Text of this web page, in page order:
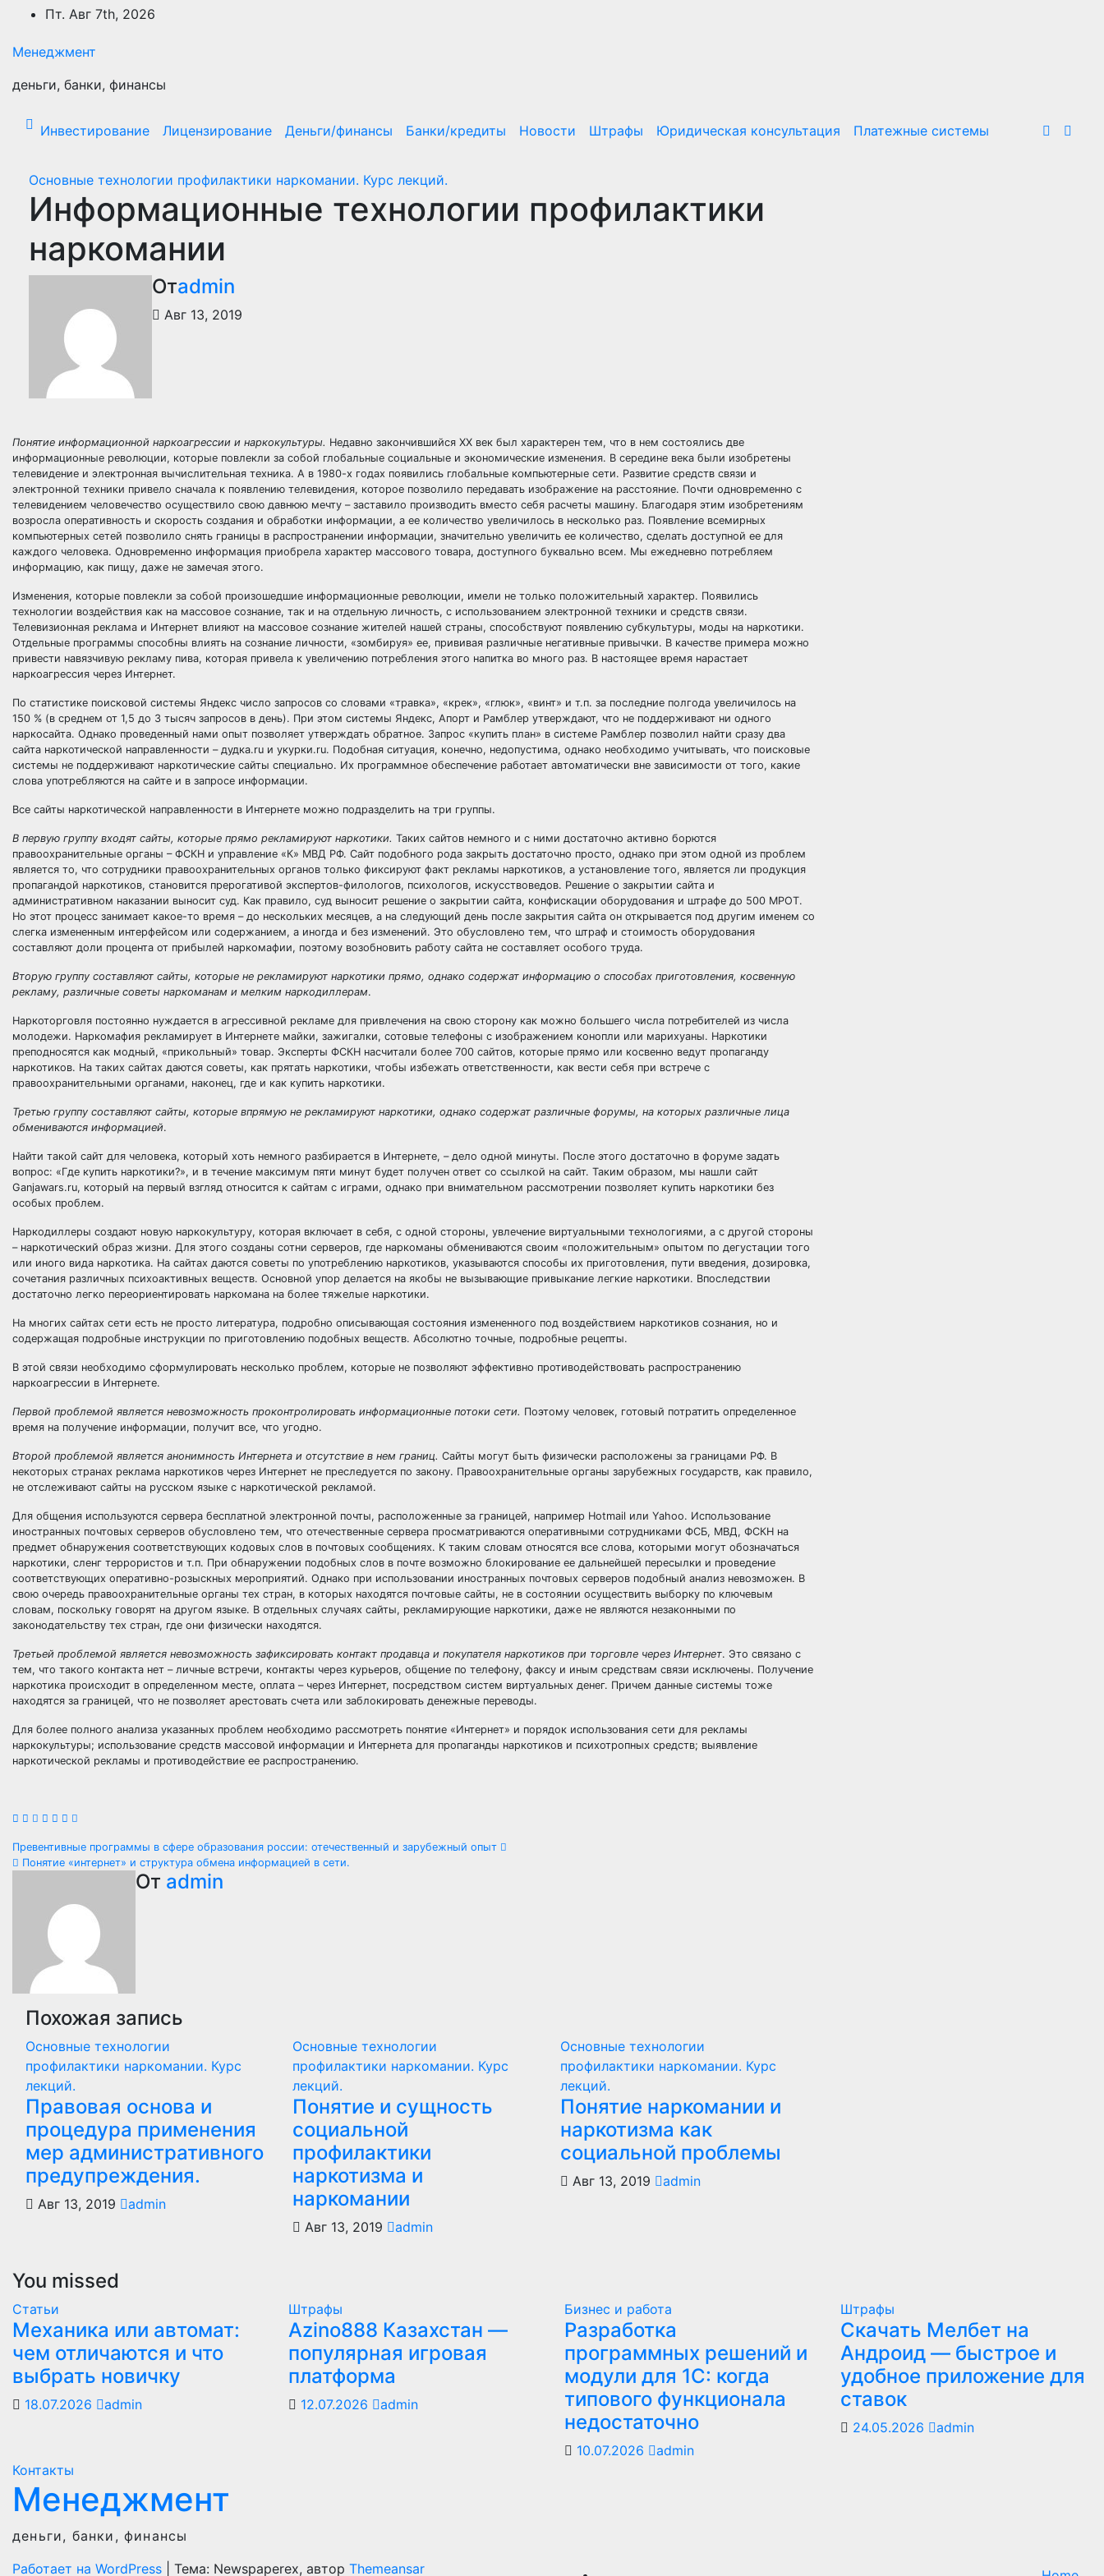
Перейти
содержимому
Пт. Авг 7th, 2026
Менеджмент
деньги, банки, финансы
Инвестирование Лицензирование Деньги/финансы Банки/кредиты Новости Штрафы Юридическая консультация Платежные системы
Основные технологии профилактики наркомании. Курс лекций.
Информационные технологии профилактики
наркомании
Отadmin
Авг 13, 2019
Понятие информационной наркоагрессии и наркокультуры. Недавно закончившийся XX век был характерен тем, что в нем состоялись две
информационные революции, которые повлекли за собой глобальные социальные и экономические изменения. В середине века были изобретены
телевидение и электронная вычислительная техника. А в 1980-х годах появились глобальные компьютерные сети. Развитие средств связи и
электронной техники привело сначала к появлению телевидения, которое позволило передавать изображение на расстояние. Почти одновременно с
телевидением человечество осуществило свою давнюю мечту – заставило производить вместо себя расчеты машину. Благодаря этим изобретениям
возросла оперативность и скорость создания и обработки информации, а ее количество увеличилось в несколько раз. Появление всемирных
компьютерных сетей позволило снять границы в распространении информации, значительно увеличить ее количество, сделать доступной ее для
каждого человека. Одновременно информация приобрела характер массового товара, доступного буквально всем. Мы ежедневно потребляем
информацию, как пищу, даже не замечая этого.
Изменения, которые повлекли за собой произошедшие информационные революции, имели не только положительный характер. Появились
технологии воздействия как на массовое сознание, так и на отдельную личность, с использованием электронной техники и средств связи.
Телевизионная реклама и Интернет влияют на массовое сознание жителей нашей страны, способствуют появлению субкультуры, моды на наркотики.
Отдельные программы способны влиять на сознание личности, «зомбируя» ее, прививая различные негативные привычки. В качестве примера можно
привести навязчивую рекламу пива, которая привела к увеличению потребления этого напитка во много раз. В настоящее время нарастает
наркоагрессия через Интернет.
По статистике поисковой системы Яндекс число запросов со словами «травка», «крек», «глюк», «винт» и т.п. за последние полгода увеличилось на
150 % (в среднем от 1,5 до 3 тысяч запросов в день). При этом системы Яндекс, Апорт и Рамблер утверждают, что не поддерживают ни одного
наркосайта. Однако проведенный нами опыт позволяет утверждать обратное. Запрос «купить план» в системе Рамблер позволил найти сразу два
сайта наркотической направленности – дудка.ru и укурки.ru. Подобная ситуация, конечно, недопустима, однако необходимо учитывать, что поисковые
системы не поддерживают наркотические сайты специально. Их программное обеспечение работает автоматически вне зависимости от того, какие
слова употребляются на сайте и в запросе информации.
Все сайты наркотической направленности в Интернете можно подразделить на три группы.
В первую группу входят сайты, которые прямо рекламируют наркотики. Таких сайтов немного и с ними достаточно активно борются
правоохранительные органы – ФСКН и управление «К» МВД РФ. Сайт подобного рода закрыть достаточно просто, однако при этом одной из проблем
является то, что сотрудники правоохранительных органов только фиксируют факт рекламы наркотиков, а установление того, является ли продукция
пропагандой наркотиков, становится прерогативой экспертов-филологов, психологов, искусствоведов. Решение о закрытии сайта и
административном наказании выносит суд. Как правило, суд выносит решение о закрытии сайта, конфискации оборудования и штрафе до 500 МРОТ.
Но этот процесс занимает какое-то время – до нескольких месяцев, а на следующий день после закрытия сайта он открывается под другим именем со
слегка измененным интерфейсом или содержанием, а иногда и без изменений. Это обусловлено тем, что штраф и стоимость оборудования
составляют доли процента от прибылей наркомафии, поэтому возобновить работу сайта не составляет особого труда.
Вторую группу составляют сайты, которые не рекламируют наркотики прямо, однако содержат информацию о способах приготовления, косвенную
рекламу, различные советы наркоманам и мелким наркодиллерам.
Наркоторговля постоянно нуждается в агрессивной рекламе для привлечения на свою сторону как можно большего числа потребителей из числа
молодежи. Наркомафия рекламирует в Интернете майки, зажигалки, сотовые телефоны с изображением конопли или марихуаны. Наркотики
преподносятся как модный, «прикольный» товар. Эксперты ФСКН насчитали более 700 сайтов, которые прямо или косвенно ведут пропаганду
наркотиков. На таких сайтах даются советы, как прятать наркотики, чтобы избежать ответственности, как вести себя при встрече с
правоохранительными органами, наконец, где и как купить наркотики.
Третью группу составляют сайты, которые впрямую не рекламируют наркотики, однако содержат различные форумы, на которых различные лица
обмениваются информацией.
Найти такой сайт для человека, который хоть немного разбирается в Интернете, – дело одной минуты. После этого достаточно в форуме задать
вопрос: «Где купить наркотики?», и в течение максимум пяти минут будет получен ответ со ссылкой на сайт. Таким образом, мы нашли сайт
Ganjawars.ru, который на первый взгляд относится к сайтам с играми, однако при внимательном рассмотрении позволяет купить наркотики без
особых проблем.
Наркодиллеры создают новую наркокультуру, которая включает в себя, с одной стороны, увлечение виртуальными технологиями, а с другой стороны
– наркотический образ жизни. Для этого созданы сотни серверов, где наркоманы обмениваются своим «положительным» опытом по дегустации того
или иного вида наркотика. На сайтах даются советы по употреблению наркотиков, указываются способы их приготовления, пути введения, дозировка,
сочетания различных психоактивных веществ. Основной упор делается на якобы не вызывающие привыкание легкие наркотики. Впоследствии
достаточно легко переориентировать наркомана на более тяжелые наркотики.
На многих сайтах сети есть не просто литература, подробно описывающая состояния измененного под воздействием наркотиков сознания, но и
содержащая подробные инструкции по приготовлению подобных веществ. Абсолютно точные, подробные рецепты.
В этой связи необходимо сформулировать несколько проблем, которые не позволяют эффективно противодействовать распространению
наркоагрессии в Интернете.
Первой проблемой является невозможность проконтролировать информационные потоки сети. Поэтому человек, готовый потратить определенное
время на получение информации, получит все, что угодно.
Второй проблемой является анонимность Интернета и отсутствие в нем границ. Сайты могут быть физически расположены за границами РФ. В
некоторых странах реклама наркотиков через Интернет не преследуется по закону. Правоохранительные органы зарубежных государств, как правило,
не отслеживают сайты на русском языке с наркотической рекламой.
Для общения используются сервера бесплатной электронной почты, расположенные за границей, например Hotmail или Yahoo. Использование
иностранных почтовых серверов обусловлено тем, что отечественные сервера просматриваются оперативными сотрудниками ФСБ, МВД, ФСКН на
предмет обнаружения соответствующих кодовых слов в почтовых сообщениях. К таким словам относятся все слова, которыми могут обозначаться
наркотики, сленг террористов и т.п. При обнаружении подобных слов в почте возможно блокирование ее дальнейшей пересылки и проведение
соответствующих оперативно-розыскных мероприятий. Однако при использовании иностранных почтовых серверов подобный анализ невозможен. В
свою очередь правоохранительные органы тех стран, в которых находятся почтовые сайты, не в состоянии осуществить выборку по ключевым
словам, поскольку говорят на другом языке. В отдельных случаях сайты, рекламирующие наркотики, даже не являются незаконными по
законодательству тех стран, где они физически находятся.
Третьей проблемой является невозможность зафиксировать контакт продавца и покупателя наркотиков при торговле через Интернет. Это связано с
тем, что такого контакта нет – личные встречи, контакты через курьеров, общение по телефону, факсу и иным средствам связи исключены. Получение
наркотика происходит в определенном месте, оплата – через Интернет, посредством систем виртуальных денег. Причем данные системы тоже
находятся за границей, что не позволяет арестовать счета или заблокировать денежные переводы.
Для более полного анализа указанных проблем необходимо рассмотреть понятие «Интернет» и порядок использования сети для рекламы
наркокультуры; использование средств массовой информации и Интернета для пропаганды наркотиков и психотропных средств; выявление
наркотической рекламы и противодействие ее распространению.
Навигация
записям
Превентивные программы в сфере образования россии: отечественный и зарубежный опыт
Понятие «интернет» и структура обмена информацией в сети.
От admin
Похожая запись
Основные технологии
профилактики наркомании. Курс
лекций.
Правовая основа и
процедура применения
мер административного
предупреждения.
Авг 13, 2019 admin
Основные технологии
профилактики наркомании. Курс
лекций.
Понятие и сущность
социальной
профилактики
наркотизма и
наркомании
Авг 13, 2019 admin
Основные технологии
профилактики наркомании. Курс
лекций.
Понятие наркомании и
наркотизма как
социальной проблемы
Авг 13, 2019 admin
You missed
Статьи
Механика или автомат:
чем отличаются и что
выбрать новичку
18.07.2026 admin
Штрафы
Azino888 Казахстан —
популярная игровая
платформа
12.07.2026 admin
Бизнес и работа
Разработка
программных решений и
модули для 1С: когда
типового функционала
недостаточно
10.07.2026 admin
Штрафы
Скачать Мелбет на
Андроид — быстрое и
удобное приложение для
ставок
24.05.2026 admin
Контакты
Менеджмент
деньги, банки, финансы
Работает на WordPress
Тема: Newspaperex, автор Themeansar